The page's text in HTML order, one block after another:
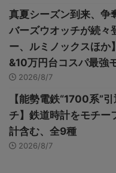
真夏シーズン到来、争
バーズウオッチが続々
ー、ルミノックスほか
&10万円台コスパ最強
2026/8/7
【能勢電鉄“1700系”
チ】鉄道時計をモチー
計含む、全9種
2026/8/7